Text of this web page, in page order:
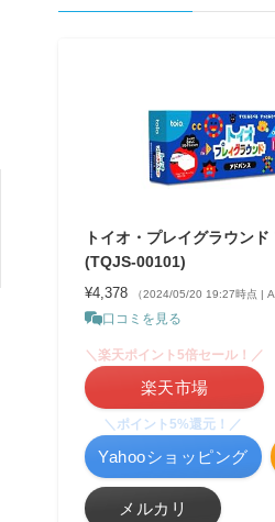
トイオ・プレイグラウンド
(TQJS-00101)
¥4,378 （2024/05/20 19:27時点 |
口コミを見る
＼楽天ポイント5倍セール！／
楽天市場
＼ポイント5%還元！／
Yahooショッピング
メルカリ